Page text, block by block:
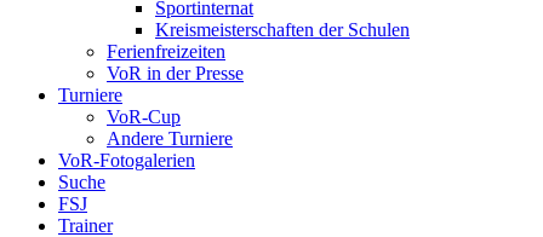
Sportinternat
Kreismeisterschaften der Schulen
Ferienfreizeiten
VoR in der Presse
Turniere
VoR-Cup
Andere Turniere
VoR-Fotogalerien
Suche
FSJ
Trainer